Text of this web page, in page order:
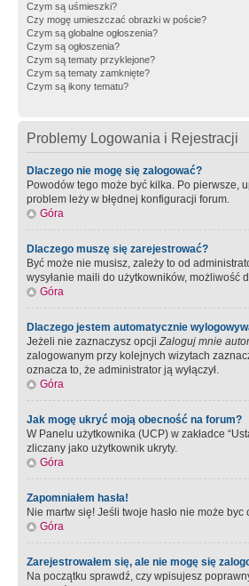
Czym są uśmieszki?
Czy mogę umieszczać obrazki w poście?
Czym są globalne ogłoszenia?
Czym są ogłoszenia?
Czym są tematy przyklejone?
Czym są tematy zamknięte?
Czym są ikony tematu?
Problemy Logowania i Rejestracji
Dlaczego nie mogę się zalogować?
Powodów tego może być kilka. Po pierwsze,
problem leży w błędnej konfiguracji forum.
Góra
Dlaczego muszę się zarejestrować?
Być może nie musisz, zależy to od
wysyłanie maili do użytkowników, możliwość
Góra
Dlaczego jestem automatycznie
Jeżeli nie zaznaczysz opcjiZaloguj mnie
zalogowanym przy kolejnych wizytach
oznacza to, że administrator ją wyłączył.
Góra
Jak mogę ukryć moją obecność na forum?
W Panelu użytkownika (UCP) w zakładce
zliczany jako użytkownik ukryty.
Góra
Zapomniałem hasła!
Nie martw się! Jeśli twoje hasło nie może
Góra
Zarejestrowałem się, ale nie mogę się
Na początku sprawdź, czy wpisujesz